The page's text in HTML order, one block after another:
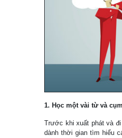
1. Học một vài từ và
Trước khi xuất phát và
dành thời gian tìm hiểu